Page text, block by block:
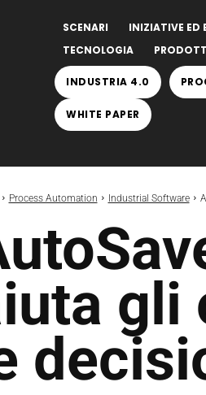
SCENARI INIZIATIVE ED
TECNOLOGIA
INDUSTRIA 4.0
WHITE PAPER
Process Automation Industrial Software
gli